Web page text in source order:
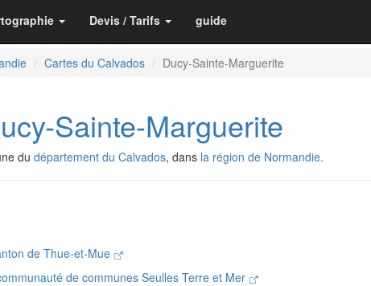
Devis / Tarifs guide
Cartes du Calvados Ducy-Sainte-Marguerite
Sainte-Marguerite
du département du Calvados, dans la région de Normandie.
de Thue-et-Mue
de communes Seulles Terre et Mer